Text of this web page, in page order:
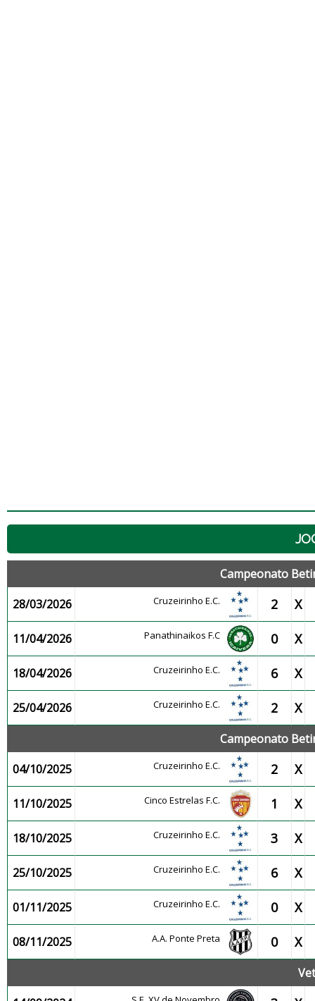
Campeonato
28/03/2026
Cruzeirinho E.C. 2 X
11/04/2026 Panathinaikos F.C 0 X
18/04/2026 Cruzeirinho E.C. 6 X
25/04/2026 Cruzeirinho E.C. 2 X
Campeonato
04/10/2025
Cruzeirinho E.C. 2 X
11/10/2025 Cinco Estrelas F.C. 1 X
18/10/2025 Cruzeirinho E.C. 3 X
25/10/2025 Cruzeirinho E.C. 6 X
01/11/2025 Cruzeirinho E.C. 0 X
08/11/2025 A.A. Ponte Preta 0 X